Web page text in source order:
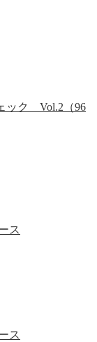
ック Vol.2（96
ス
ス